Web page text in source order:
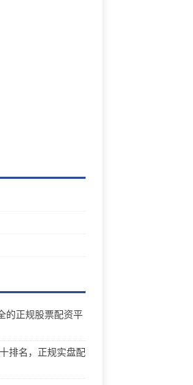
的正规股票配资平
排名，正规实盘配